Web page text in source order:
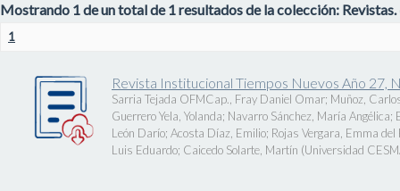
Mostrando 1 de un total de 1 resultados de la colección: Revistas.
1
Revista Institucional Tiempos Nuevos Año 27,
Sarria Tejada OFMCap., Fray Daniel Omar; Muñoz,
Guerrero Yela, Yolanda; Navarro Sánchez, María Angélica;
León Darío; Acosta Díaz, Emilio; Rojas Vergara, Emma del
Luis Eduardo; Caicedo Solarte, Martín (Universidad